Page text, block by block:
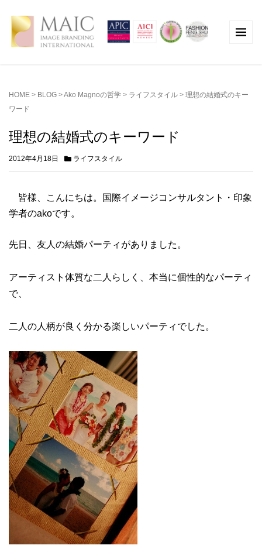
HOME > BLOG >Ako Magnoの哲学 > ライフスタイル > 理想の結婚式のキー
ワード
理想の結婚式のキーワード
2012年4月18日 ライフスタイル
皆様、こんにちは。国際イメージコンサルタント・印象
学者のakoです。
先日、友人の結婚パーティがありました。
アーティスト体質な二人らしく、本当に個性的なパーティ
で、
二人の人柄が良く分かる楽しいパーティでした。